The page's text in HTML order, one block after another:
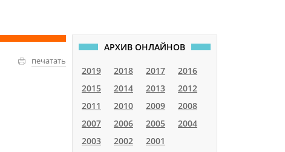
печатать
АРХИВ ОНЛАЙНОВ
2019 2018 2017
2016
2015
2014 2013
2012
2011
2010 2009
2008
2007
2006 2005
2004
2003
2002 2001